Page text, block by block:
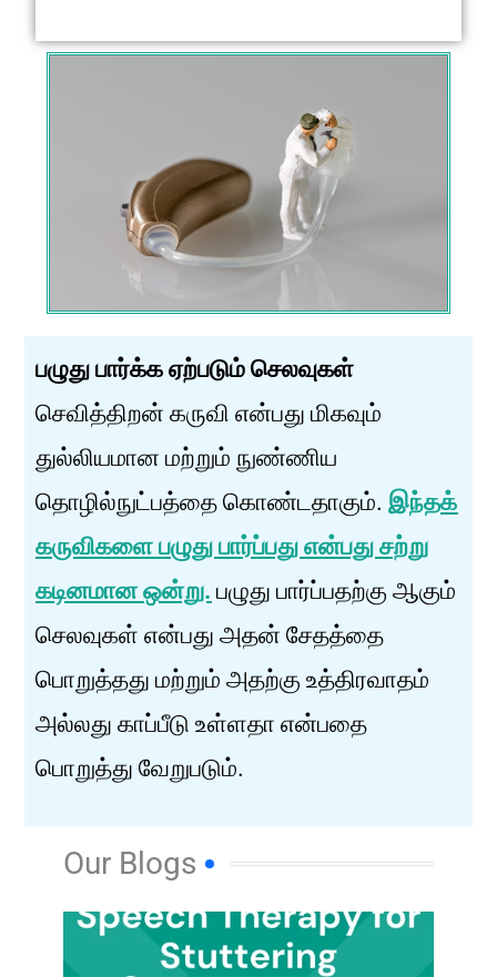
பழுது பார்க்க ஏற்படும் செலவுகள்
செவித்திறன் கருவி என்பது மிகவும்
துல்லியமான மற்றும் நுண்ணிய
தொழில்நுட்பத்தை கொண்டதாகும்.இந்தக்
கருவிகளை பழுது பார்ப்பது என்பது சற்று
கடினமான ஒன்று. பழுது பார்ப்பதற்கு ஆகும்
செலவுகள் என்பது அதன் சேதத்தை
பொறுத்தது மற்றும் அதற்கு உத்திரவாதம்
அல்லது காப்பீடு உள்ளதா என்பதை
பொறுத்து வேறுபடும்.
Our Blogs